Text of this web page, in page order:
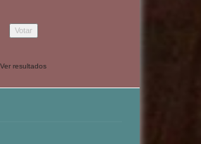
Ver resultados